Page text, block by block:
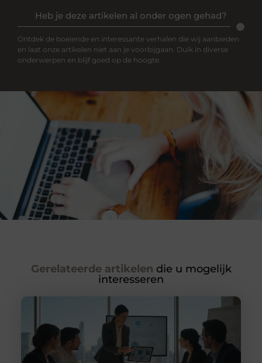
Heb je deze artikelen al onder ogen gehad?
Ontdek de boeiende en interessante verhalen die wij aanbieden
en laat onze artikelen niet aan je voorbijgaan. Duik in diverse
onderwerpen en blijf goed op de hoogte.
Gerelateerde artikelen die u mogelijk
interesseren